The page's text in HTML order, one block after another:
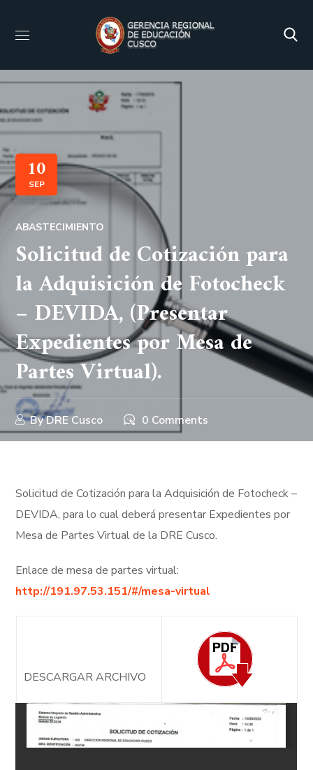
10
SEP
ABASTECIMIENTO
Solicitud de Cotización para
la Adquisición de Fotocheck
– DEVIDA, (Presentar
Expedientes por Mesa de
Partes Virtual).
ByDRE Cusco 0 Comments
Solicitud de Cotización para la Adquisición de Fotocheck –
DEVIDA, para lo cual deberá presentar Expedientes por
Mesa de Partes Virtual de la DRE Cusco.
Enlace de mesa de partes virtual:
http://191.97.53.151/#/mesa-virtual
DESCARGAR ARCHIVO